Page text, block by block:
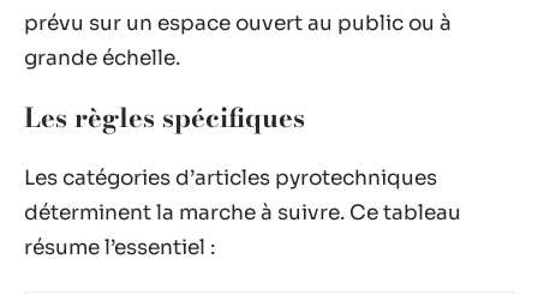
prévu sur un espace ouvert au public ou à
grande échelle.
Les règles spécifiques
Les catégories d’articles pyrotechniques
déterminent la marche à suivre. Ce tableau
résume l’essentiel :